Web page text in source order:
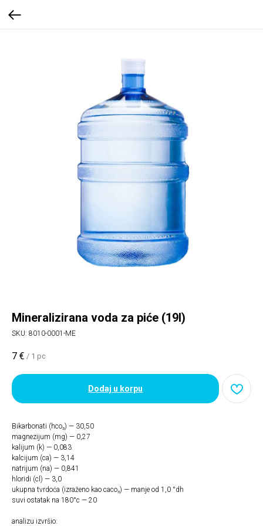
Mineralizirana voda za piće (19l)
SKU: 8010-0001-ME
7 € / 1 pc
Dodaj u korpu
Bikarbonati (hco₃) — 30,50
magnezijum (mg) — 0,27
kalijum (k) — 0,083
kalcijum (ca) — 3,14
natrijum (na) — 0,841
hloridi (cl) — 3,0
ukupna tvrdoća (izraženo kao caco₃) — manje od 1,0 °dh
suvi ostatak na 180°c — 20
analizu izvršio: